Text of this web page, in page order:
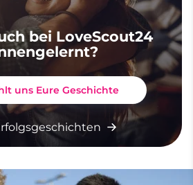
bei LoveScout24
uns Eure Geschichte